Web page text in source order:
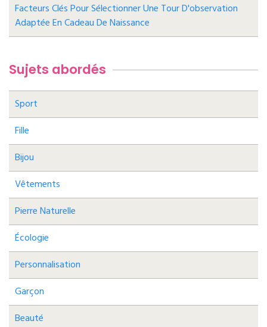
Facteurs Clés Pour Sélectionner Une Tour D'observation
Adaptée En Cadeau De Naissance
Sujets abordés
Sport
Fille
Bijou
Vêtements
Pierre Naturelle
Écologie
Personnalisation
Garçon
Beauté